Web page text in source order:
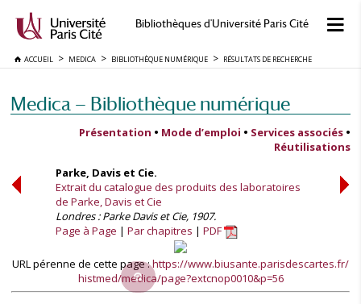
Bibliothèques d'Université Paris Cité
ACCUEIL MEDICA BIBLIOTHÈQUE NUMÉRIQUE RÉSULTATS DE RECHERCHE
Medica — Bibliothèque numérique
Présentation • Mode d’emploi • Services associés •
Réutilisations
Parke, Davis et Cie.
Extrait du catalogue des produits des laboratoires
de Parke, Davis et Cie
Londres : Parke Davis et Cie, 1907.
Page à Page
Par chapitres PDF
URL pérenne de cette page :https://www.biusante.parisdescartes.fr/
histmed/medica/page?extcnop0010&p=56